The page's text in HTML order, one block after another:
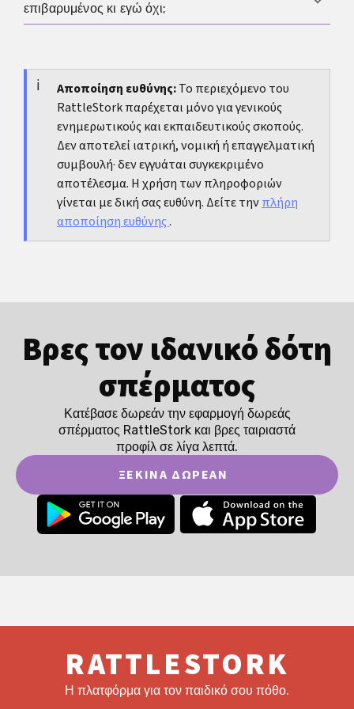
καθημερινότητα και μερικές φορές και τη διατροφική
συμπεριφορά ή τη χρήση ουσιών.
προετοιμασία: τρέχον φάρμακο, δόση, από πότε το
επιβαρυμένος κι εγώ όχι;
άτομο. Είναι πιο χρήσιμο να ξεκαθαρίσετε μαζί πού
δημιουργείται η πίεση, ποια ιατρική διερεύνηση
χρειάζεται και πώς μπορούν να μοιραστούν δίκαια
ευθύνες, ραντεβού και συναισθηματική στήριξη.
Αποποίηση ευθύνης:Το περιεχόμενο του
RattleStork παρέχεται μόνο για γενικούς
ενημερωτικούς και εκπαιδευτικούς σκοπούς.
Δεν αποτελεί ιατρική, νομική ή επαγγελματική
συμβουλή· δεν εγγυάται συγκεκριμένο
αποτέλεσμα. Η χρήση των πληροφοριών
γίνεται με δική σας ευθύνη. Δείτε τηνπλήρη
αποποίηση ευθύνης.
Βρες τον ιδανικό δότη
σπέρματος
Κατέβασε δωρεάν την εφαρμογή δωρεάς
σπέρματος RattleStork και βρες ταιριαστά
προφίλ σε λίγα λεπτά.
ΞΕΚΊΝΑ ΔΩΡΕΆΝ
RATTLESTORK
Η πλατφόρμα για τον παιδικό σου πόθο.